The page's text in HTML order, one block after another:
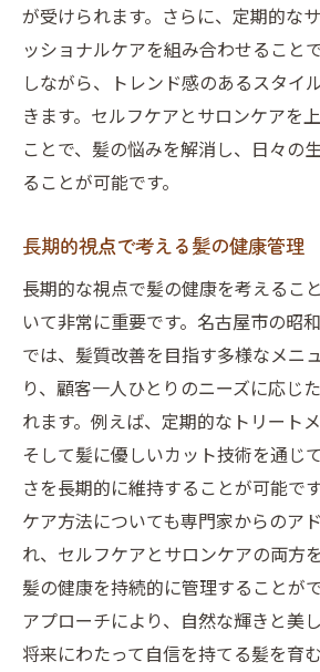
が受けられます。さらに、定期的な
ッショナルケアを組み合わせること
しながら、トレンド感のあるスタイ
きます。セルフケアとサロンケアを
ことで、髪の悩みを解消し、日々の
ることが可能です。
長期的視点で考える髪の健康管理
長期的な視点で髪の健康を考えるこ
いて非常に重要です。名古屋市の昭
では、髪質改善を目指す多様なメニ
り、顧客一人ひとりのニーズに応じ
れます。例えば、定期的なトリート
そして髪に優しいカット技術を通じ
さを長期的に維持することが可能で
ケア方法についても専門家からのア
れ、セルフケアとサロンケアの両方
髪の健康を持続的に管理することが
アプローチにより、自然な輝きと美
将来にわたって自信を持てる髪を育